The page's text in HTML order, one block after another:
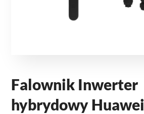
Falownik Inwerter
hybrydowy Huawei